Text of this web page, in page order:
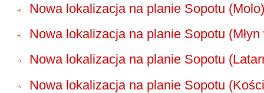
Nowa lokalizacja na planie Sopotu (Molo)
Nowa lokalizacja na planie Sopotu
Nowa lokalizacja na planie Sopotu
Nowa lokalizacja na planie Sopotu